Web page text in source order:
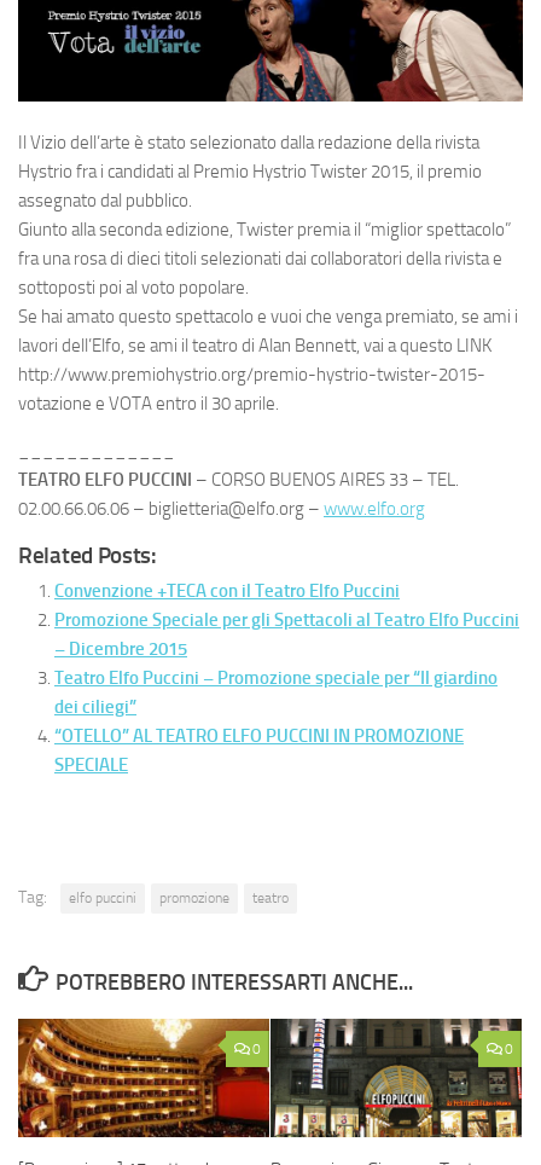
Il Vizio dell’arte è stato selezionato dalla redazione della rivista
Hystrio fra i candidati al Premio Hystrio Twister 2015, il premio
assegnato dal pubblico.
Giunto alla seconda edizione, Twister premia il “miglior spettacolo”
fra una rosa di dieci titoli selezionati dai collaboratori della rivista e
sottoposti poi al voto popolare.
Se hai amato questo spettacolo e vuoi che venga premiato, se ami i
lavori dell’Elfo, se ami il teatro di Alan Bennett, vai a questo LINK
http://www.premiohystrio.org/premio-hystrio-twister-2015-
votazione e VOTA entro il 30 aprile.
TEATRO ELFO PUCCINI – CORSO BUENOS AIRES 33 – TEL.
02.00.66.06.06 – biglietteria@elfo.org – www.elfo.org
Related Posts:
Convenzione +TECA con il Teatro Elfo Puccini
Promozione Speciale per gli Spettacoli al Teatro Elfo Puccini
– Dicembre 2015
Teatro Elfo Puccini – Promozione speciale per “Il giardino
dei ciliegi”
“OTELLO” AL TEATRO ELFO PUCCINI IN PROMOZIONE
SPECIALE
Tag: elfo puccini promozione teatro
POTREBBERO INTERESSARTI ANCHE...
0 0